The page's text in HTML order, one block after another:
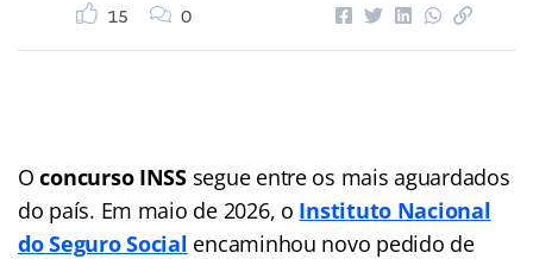
15 0
Oconcurso INSSsegue entre os mais aguardados
do país. Em maio de 2026, o Instituto Nacional
do Seguro Social encaminhou novo pedido de